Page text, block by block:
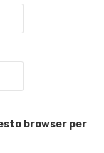
browser per